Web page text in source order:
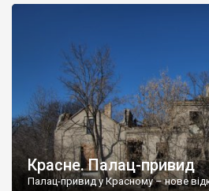
Красне. Палац-привид
Палац-привид у Красному – нове